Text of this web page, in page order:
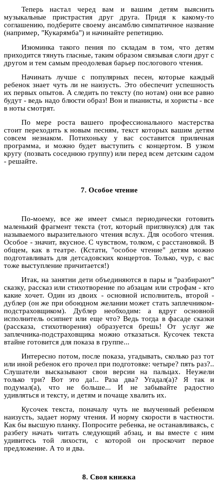
Теперь настал черед вам и вашим детям выяснить
музыкальные пристрастия друг друга. Придя к какому-то
соглашению, подберите своему ансамблю симпатичное название
(например, "Кукарямба") и начинайте репетицию.
Изюминка такого пения по складам в том, что детям
приходится тянуть гласные, таким образом связывая слоги друг с
другом и тем самым преодолевая барьер послогового чтения.
Начинать лучше с популярных песен, которые каждый
ребенок знает чуть ли не наизусть. Это обеспечит успешность
их первых опытов. А следить по тексту (по нотам) они все равно
будут - ведь надо блюсти образ! Вон и пианисты, и хористы - все
в ноты смотрят.
По мере роста вашего профессионального мастерства
стоит переходить к новым песням, текст которых вашим детям
совсем незнаком. Потихоньку у вас составится приличная
программа, и можно будет выступить с концертом. В узком
кругу (позвать соседнюю группу) или перед всем детским садом
- решайте.
7. Особое чтение
По-моему, все же имеет смысл периодически готовить
маленький фрагмент текста (тот, который приглянулся) для так
называемого выразительного чтения вслух. Для особого чтения.
Особое - значит, вкусное. С чувством, толком, с расстановкой. В
общем, как в театре. (Кстати, "особое чтение" детям можно
подготавливать для детсадовских концертов. Только, чур, с вас
тоже выступление причитается!)
Итак, на занятии дети объединяются в пары и "разбирают"
сказку, рассказ или стихотворение по абзацам или строфам - кто
какие хочет. Один из двоих - основной исполнитель, второй -
дублер (он же при обоюдном желании может стать заплечником-
подстраховщиком). Дублер необходим: а вдруг основной
исполнитель осипнет или еще что? Ведь тогда в фасаде сказки
(рассказа, стихотворения) образуется брешь! От услуг же
заплечника-подстраховщика можно отказаться. Кусочек текста
втайне готовится для показа в группе...
Интересно потом, после показа, угадывать, сколько раз тот
или иной ребенок его прочел при подготовке: четыре? пять раз?..
Слушатели высказывают свои версии на пальцах. Неужели
только три? Вот это да!.. Раза два? Угадал(а)? Я так и
подумал(а), что не больше... И не забывайте радостно
удивляться и тексту, и детям и почаще хвалить их.
Кусочек текста, поначалу чуть не выученный ребенком
наизусть, задает норму чтения. И норму скорости в частности.
Как бы высшую планку. Попросите ребенка, не останавливаясь, с
разбегу начать читать следующий абзац, и вы вместе с ним
удивитесь той лихости, с которой он проскочит первое
предложение. А то и два.
8. Своя книжка